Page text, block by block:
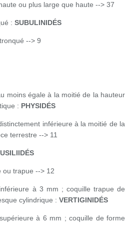
ou plus large que haute --> 37
: SUBULINIDÉS
--> 9
moins égale à la moitié de la hauteur
: PHYSIDÉS
inférieure à la moitié de la
terrestre --> 11
ou trapue --> 12
à 3 mm ; coquille trapue de
cylindrique : VERTIGINIDÉS
à 6 mm ; coquille de forme